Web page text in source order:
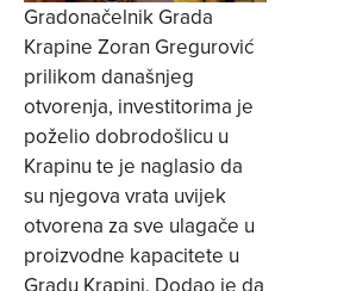
Gradonačelnik Grada
Krapine Zoran Gregurović
prilikom današnjeg
otvorenja, investitorima je
poželio dobrodošlicu u
Krapinu te je naglasio da
su njegova vrata uvijek
otvorena za sve ulagače u
proizvodne kapacitete u
Gradu Krapini. Dodao je da